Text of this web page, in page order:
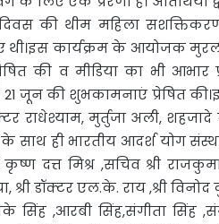
दिवस की थीम महिला
थी।इस कार्यक्रम के आयोजक
की व मीडिया का भी
21 जून की शुभकामनाएं प्रेषित
राधेश्याम, मुर्तुजा अली,
साथ ही भारतीय आदर्श योग
कृष्ण दत्त मिश्र ,सचिव श्री
श्री डॉक्टर एल.के. राय ,श्री
सिंह ,आरबी सिंह,संगीता सिंह